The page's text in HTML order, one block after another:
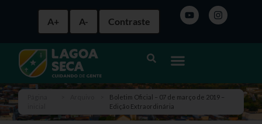
A+ A- Contraste
Boletim Oficial – 07 de março de 2019 –
Edição Extraordinária